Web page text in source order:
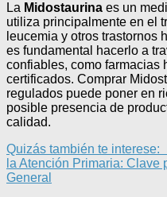
La Midostaurina es un
utiliza principalmente en el
leucemia y otros trastornos
es fundamental hacerlo a
confiables, como farmacias
certificados. Comprar
regulados puede poner en
posible presencia de
calidad.
Quizás también te interese:
la Atención Primaria: Clave
General